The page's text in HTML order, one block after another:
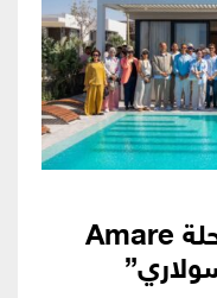
“مصر إيطاليا” تطلق مرحلة Amare